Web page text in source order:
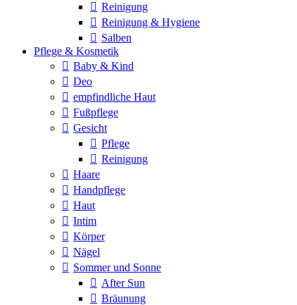
Reinigung
Reinigung & Hygiene
Salben
Pflege & Kosmetik
Baby & Kind
Deo
empfindliche Haut
Fußpflege
Gesicht
Pflege
Reinigung
Haare
Handpflege
Haut
Intim
Körper
Nägel
Sommer und Sonne
After Sun
Bräunung